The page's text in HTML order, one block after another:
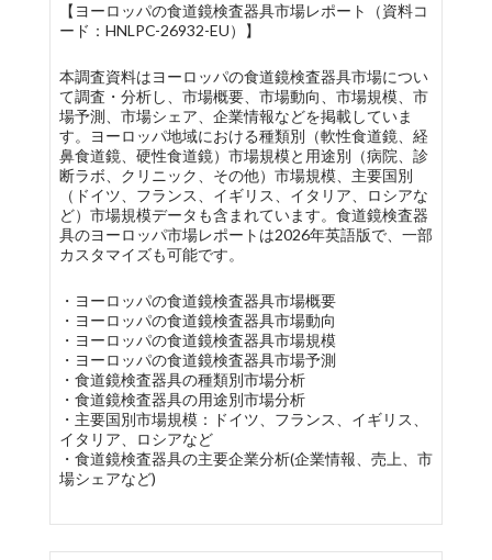
【ヨーロッパの食道鏡検査器具市場レポート（資料コ
ード：HNLPC-26932-EU）】
本調査資料はヨーロッパの食道鏡検査器具市場につい
て調査・分析し、市場概要、市場動向、市場規模、市
場予測、市場シェア、企業情報などを掲載していま
す。ヨーロッパ地域における種類別（軟性食道鏡、経
鼻食道鏡、硬性食道鏡）市場規模と用途別（病院、診
断ラボ、クリニック、その他）市場規模、主要国別
（ドイツ、フランス、イギリス、イタリア、ロシアな
ど）市場規模データも含まれています。食道鏡検査器
具のヨーロッパ市場レポートは2026年英語版で、一部
カスタマイズも可能です。
・ヨーロッパの食道鏡検査器具市場概要
・ヨーロッパの食道鏡検査器具市場動向
・ヨーロッパの食道鏡検査器具市場規模
・ヨーロッパの食道鏡検査器具市場予測
・食道鏡検査器具の種類別市場分析
・食道鏡検査器具の用途別市場分析
・主要国別市場規模：ドイツ、フランス、イギリス、
イタリア、ロシアなど
・食道鏡検査器具の主要企業分析(企業情報、売上、市
場シェアなど)